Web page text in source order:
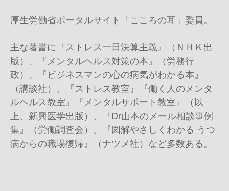
厚生労働省ポータルサイト「こころの耳」委員。
主な著書に『ストレス一日決算主義』（ＮＨＫ出
版）、『メンタルヘルス対策の本』（労務行
政）、『ビジネスマンの心の病気がわかる本』
（講談社）、『ストレス教室』『働く人のメンタ
ルヘルス教室』『メンタルサポート教室』（以
上、新興医学出版）、『Dr山本のメール相談事例
集』（労働調査会）、『図解やさしくわかる うつ
病からの職場復帰』（ナツメ社）など多数ある。